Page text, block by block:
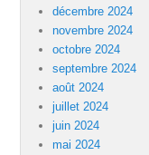
décembre 2024
novembre 2024
octobre 2024
septembre 2024
août 2024
juillet 2024
juin 2024
mai 2024